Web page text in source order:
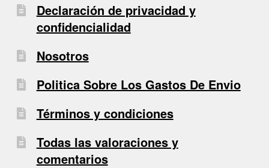
Declaración de privacidad y
confidencialidad
Nosotros
Politica Sobre Los Gastos De Envio
Términos y condiciones
Todas las valoraciones y
comentarios